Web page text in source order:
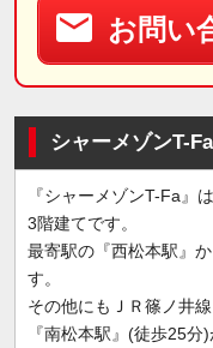
お問い
シャーメゾンT-
『シャーメゾンT-Fa』
3階建てです。
最寄駅の『西松本駅』
す。
その他にもＪＲ篠ノ井
『南松本駅』(徒歩25分